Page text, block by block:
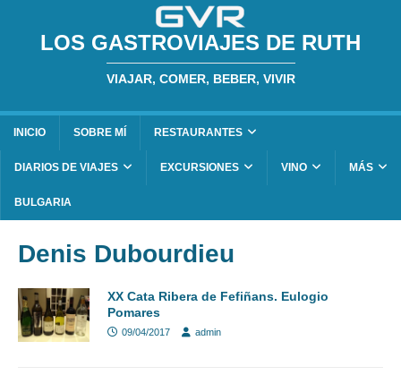
LOS GASTROVIAJES DE RUTH
VIAJAR, COMER, BEBER, VIVIR
INICIO SOBRE MÍ RESTAURANTES
DIARIOS DE VIAJES EXCURSIONES VINO MÁS
BULGARIA
Denis Dubourdieu
XX Cata Ribera de Fefiñans. Eulogio
Pomares
09/04/2017 admin